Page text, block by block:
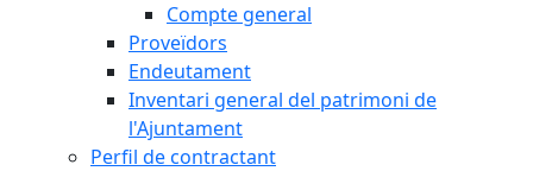
Compte general
Proveïdors
Endeutament
Inventari general del patrimoni de
l'Ajuntament
Perfil de contractant